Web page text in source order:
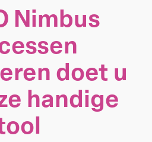
Nimbus
doet u
handige